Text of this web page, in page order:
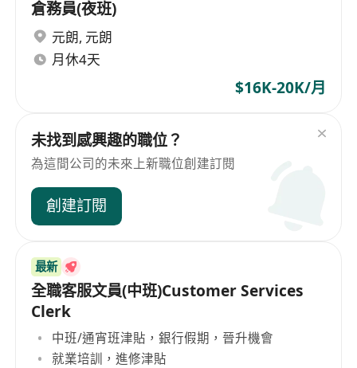
倉務員(夜班)
元朗, 元朗
月休4天
$16K-20K/月
未找到感興趣的職位？
為這間公司的未來上新職位創建訂閱
創建訂閱
最新
全職客服文員(中班)Customer Services
Clerk
中班/通宵班津貼，銀行假期，晉升機會
就業培訓，進修津貼